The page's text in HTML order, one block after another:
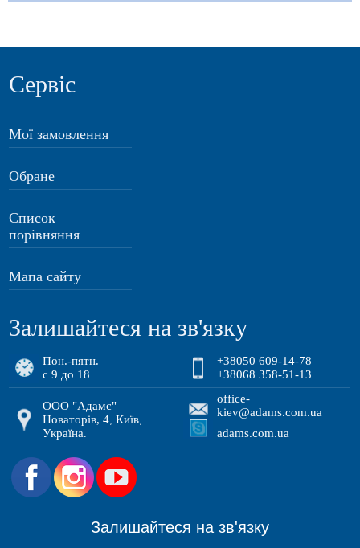
Сервіс
Мої замовлення
Обране
Список
порівняння
Мапа сайту
Залишайтеся на зв'язку
Пон.-пятн.
с 9 до 18
+38050 609-14-78
+38068 358-51-13
ООО "Адамс"
Новаторів, 4 ,Київ
Україна
office-
kiev@adams.com.ua
adams.com.ua
.
Залишайтеся на зв'язку